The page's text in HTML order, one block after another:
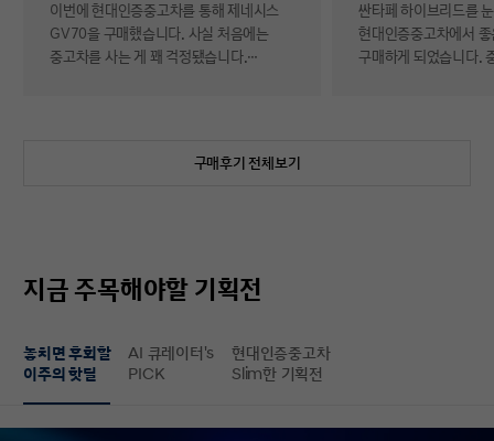
이번에 현대인증중고차를 통해 제네시스
GV70을 구매했습니다. 사실 처음에는
중고차를 사는 게 꽤 걱정됐습니다.
보면 예상과 달라서 후회했다는 이야기도
제공돼서 불안감이 많이 줄었다는
상태가 더 좋아서 만족도가 높았습니다.
중고차지만 관리가 잘 된 차량이라는
느낌이 확실히 들었습니다. 무엇보다
좋았던 건 ‘중고차인데도 걱정이 거의
싼타페 하이브리드를
현대인증중고차에서
구매하게 되었습니다.
도착해 기분 좋게 차를
구매후기 전체보기
지금 주목해야할 기획전
놓치면 후회할
이주의 핫딜
AI 큐레이터's
PICK
현대인증중고차
Slim한 기획전